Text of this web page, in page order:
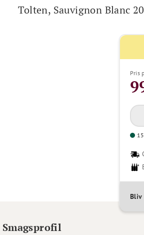
Tolten, Sauvignon Blanc
Pris
Bliv
Smagsprofil